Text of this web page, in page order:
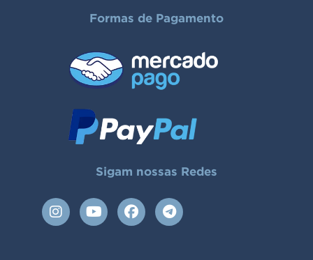
Formas de Pagamento
Sigam nossas Redes
I
n
Y
o
F
a
T
e